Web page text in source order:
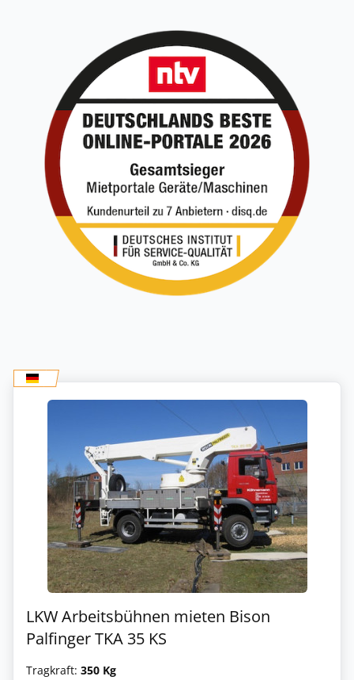
LKW Arbeitsbühnen mieten Bison
Palfinger TKA 35 KS
Tragkraft: 350 Kg